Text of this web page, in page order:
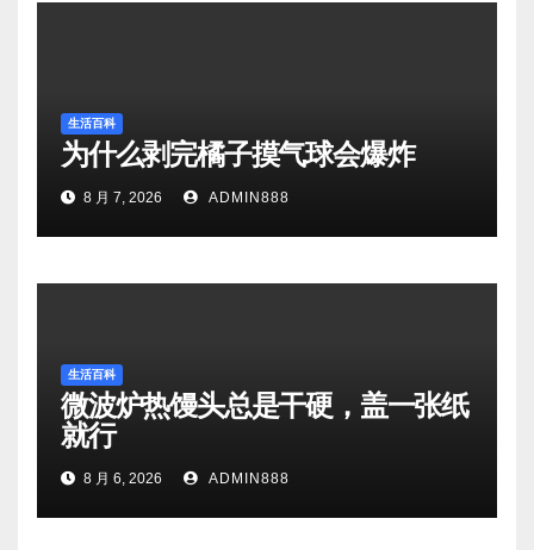
生活百科
为什么剥完橘子摸气球会爆炸
8 月 7, 2026 ADMIN888
生活百科
微波炉热馒头总是干硬，盖一张纸
就行
8 月 6, 2026 ADMIN888